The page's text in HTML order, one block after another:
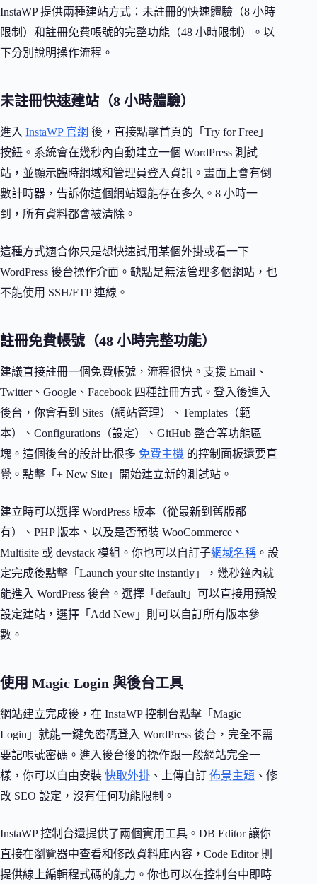
InstaWP 提供兩種建站方式：未註冊的快速體驗（8 小時
限制）和註冊免費帳號的完整功能（48 小時限制）。以
下分別說明操作流程。
未註冊快速建站（8 小時體驗）
進入 InstaWP 官網 後，直接點擊首頁的「Try for Free」
按鈕。系統會在幾秒內自動建立一個 WordPress 測試
站，並顯示臨時網域和管理員登入資訊。畫面上會有倒
數計時器，告訴你這個網站還能存在多久。8 小時一
到，所有資料都會被清除。
這種方式適合你只是想快速試用某個外掛或看一下
WordPress 後台操作介面。缺點是無法管理多個網站，也
不能使用 SSH/FTP 連線。
註冊免費帳號（48 小時完整功能）
建議直接註冊一個免費帳號，流程很快。支援 Email、
Twitter、Google、Facebook 四種註冊方式。登入後進入
後台，你會看到 Sites（網站管理）、Templates（範
本）、Configurations（設定）、GitHub 整合等功能區
塊。這個後台的設計比很多 免費主機 的控制面板還要直
覺。點擊「+ New Site」開始建立新的測試站。
建立時可以選擇 WordPress 版本（從最新到舊版都
有）、PHP 版本、以及是否預裝 WooCommerce、
Multisite 或 devstack 模組。你也可以自訂子網域名稱 。設
定完成後點擊「Launch your site instantly」，幾秒鐘內就
能進入 WordPress 後台。選擇「default」可以直接用預設
設定建站，選擇「Add New」則可以自訂所有版本參
數。
使用 Magic Login 與後台工具
網站建立完成後，在 InstaWP 控制台點擊「Magic
Login」就能一鍵免密碼登入 WordPress 後台，完全不需
要記帳號密碼。進入後台後的操作跟一般網站完全一
樣，你可以自由安裝 快取外掛 、上傳自訂 佈景主題 、修
改 SEO 設定，沒有任何功能限制。
InstaWP 控制台還提供了兩個實用工具。DB Editor 讓你
直接在瀏覽器中查看和修改資料庫內容，Code Editor 則
提供線上編輯程式碼的能力。你也可以在控制台中即時